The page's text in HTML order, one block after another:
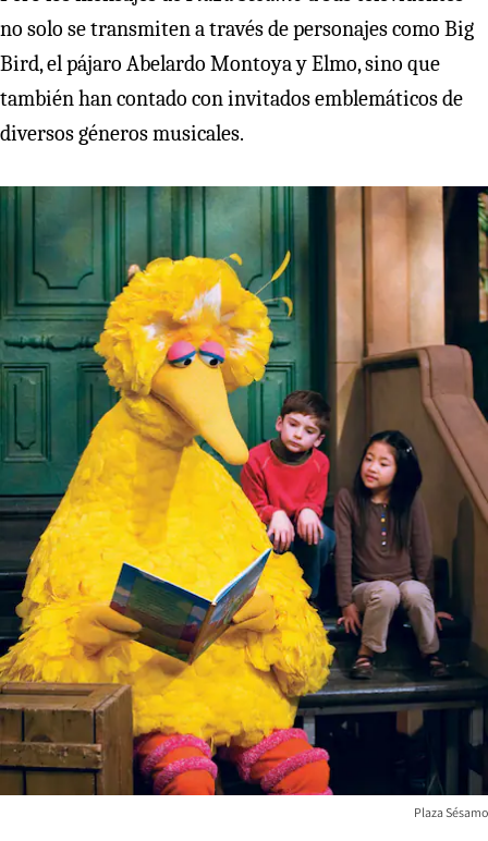
no solo se transmiten a través de personajes como Big
Bird, el pájaro Abelardo Montoya y Elmo, sino que
también han contado con invitados emblemáticos de
diversos géneros musicales.
Plaza Sésamo